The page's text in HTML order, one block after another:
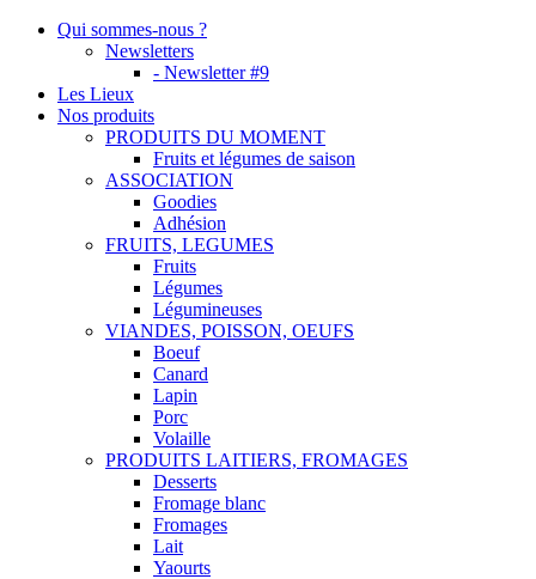
Qui sommes-nous ?
Newsletters
- Newsletter #9
Les Lieux
Nos produits
PRODUITS DU MOMENT
Fruits et légumes de saison
ASSOCIATION
Goodies
Adhésion
FRUITS, LEGUMES
Fruits
Légumes
Légumineuses
VIANDES, POISSON, OEUFS
Boeuf
Canard
Lapin
Porc
Volaille
PRODUITS LAITIERS, FROMAGES
Desserts
Fromage blanc
Fromages
Lait
Yaourts